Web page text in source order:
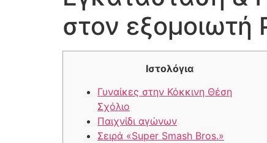
στον εξομοιωτή
Ιστολόγια
Γυναίκες στην Κόκκινη Θέση
Σχόλιο
Παιχνίδι αγώνων
Σειρά «Super Smash Bros.»